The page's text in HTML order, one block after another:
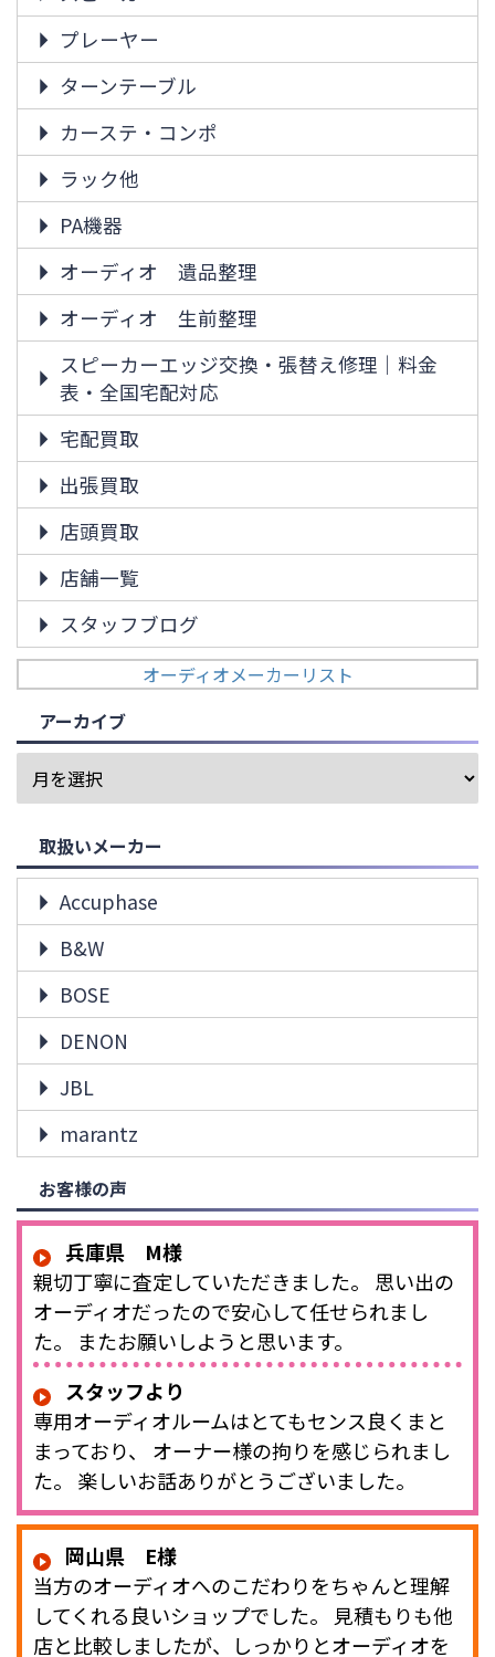
プレーヤー
ターンテーブル
カーステ・コンポ
ラック他
PA機器
オーディオ 遺品整理
オーディオ 生前整理
スピーカーエッジ交換・張替え修理｜料金
表・全国宅配対応
宅配買取
出張買取
店頭買取
店舗一覧
スタッフブログ
オーディオメーカーリスト
アーカイブ
取扱いメーカー
Accuphase
B&W
BOSE
DENON
JBL
marantz
お客様の声
兵庫県 M様
親切丁寧に査定していただきました。 思い出の
オーディオだったので安心して任せられまし
た。 またお願いしようと思います。
スタッフより
専用オーディオルームはとてもセンス良くまと
まっており、 オーナー様の拘りを感じられまし
た。 楽しいお話ありがとうございました。
岡山県 E様
当方のオーディオへのこだわりをちゃんと理解
してくれる良いショップでした。 見積もりも他
店と比較しましたが、しっかりとオーディオを